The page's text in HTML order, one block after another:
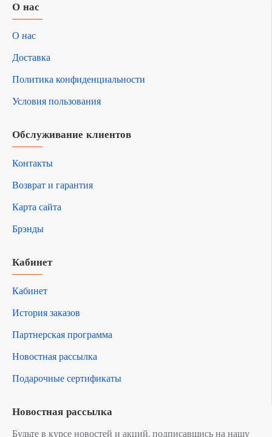
О нас
О нас
Доставка
Политика конфиденциальности
Условия пользования
Обслуживание клиентов
Контакты
Возврат и гарантия
Карта сайта
Брэнды
Кабинет
Кабинет
История заказов
Партнерская программа
Новостная рассылка
Подарочные сертификаты
Новостная рассылка
Будьте в курсе новостей и акций, подписавшись на нашу